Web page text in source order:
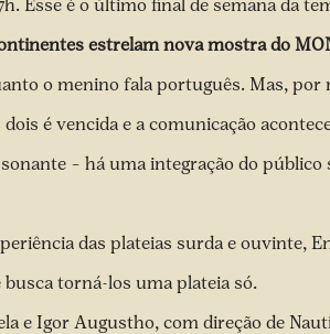
Esse é o último final de semana da
estrelam nova mostra do
o menino fala português. Mas, por
é vencida e a comunicação
– há uma integração do
das plateias surda e ouvinte,
torná-los uma plateia só.
e Igor Augustho, com direção de